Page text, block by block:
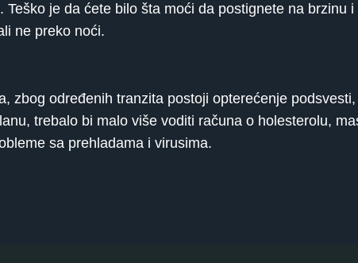
je da ćete bilo šta moći da postignete na brzinu
ne preko noći.
zbog određenih tranzita postoji opterećenje
trebalo bi malo više voditi računa o holesterolu,
sa prehladama i virusima.